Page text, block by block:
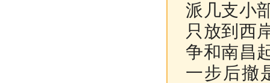
派几支小
只放到西
争和南昌
一步后撤